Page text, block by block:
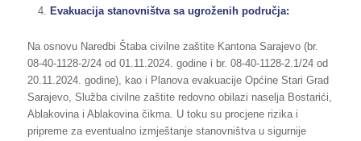
Evakuacija stanovništva sa ugroženih područja:
Na osnovu Naredbi Štaba civilne zaštite Kantona Sarajevo (br.
08-40-1128-2/24 od 01.11.2024. godine i br. 08-40-1128-2.1/24 od
20.11.2024. godine), kao i Planova evakuacije Općine Stari Grad
Sarajevo, Služba civilne zaštite redovno obilazi naselja Bostarići,
Ablakovina i Ablakovina čikma. U toku su procjene rizika i
pripreme za eventualno izmještanje stanovništva u sigurnije